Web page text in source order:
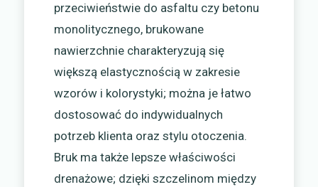
przeciwieństwie do asfaltu czy betonu
monolitycznego, brukowane
nawierzchnie charakteryzują się
większą elastycznością w zakresie
wzorów i kolorystyki; można je łatwo
dostosować do indywidualnych
potrzeb klienta oraz stylu otoczenia.
Bruk ma także lepsze właściwości
drenażowe; dzięki szczelinom między